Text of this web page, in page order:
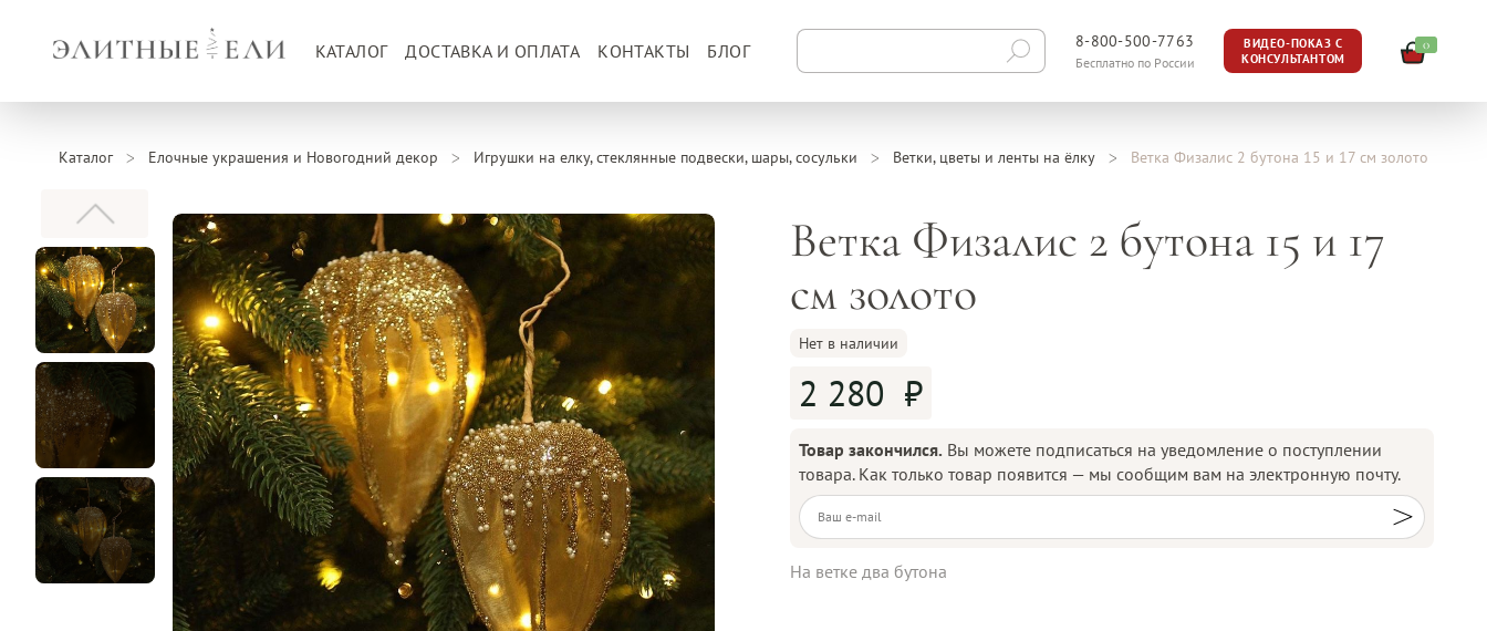
КАТАЛОГ ДОСТАВКА И ОПЛАТА КОНТАКТЫ БЛОГ 8-800-500-7763
Бесплатно по России
ВИДЕО-ПОКАЗ С
КОНСУЛЬТАНТОМ
0
Каталог Елочные украшения и Новогодний декор Игрушки на елку, стеклянные подвески, шары, сосульки Ветки, цветы и ленты на ёлку Ветка Физалис 2 бутона 15 и 17 см золото
Ветка Физалис 2 бутона 15 и 17
см золото
Нет в наличии
2 280
Товар закончился. Вы можете подписаться на уведомление о поступлении
товара. Как только товар появится — мы сообщим вам на электронную почту.
На ветке два бутона